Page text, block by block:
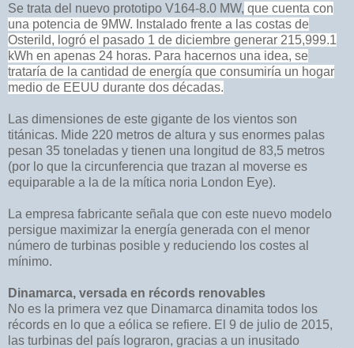
Se trata del nuevo prototipo V164-8.0 MW, que cuenta con
una potencia de 9MW. Instalado frente a las costas de
Osterild, logró el pasado 1 de diciembre generar 215,999.1
kWh en apenas 24 horas. Para hacernos una idea, se
trataría de la cantidad de energía que consumiría un hogar
medio de EEUU durante dos décadas.
Las dimensiones de este gigante de los vientos son
titánicas. Mide 220 metros de altura y sus enormes palas
pesan 35 toneladas y tienen una longitud de 83,5 metros
(por lo que la circunferencia que trazan al moverse es
equiparable a la de la mítica noria London Eye).
La empresa fabricante señala que con este nuevo modelo
persigue maximizar la energía generada con el menor
número de turbinas posible y reduciendo los costes al
mínimo.
Dinamarca, versada en récords renovables
No es la primera vez que Dinamarca dinamita todos los
récords en lo que a eólica se refiere. El 9 de julio de 2015,
las turbinas del país lograron, gracias a un inusitado